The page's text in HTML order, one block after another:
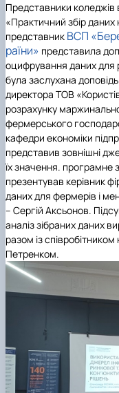
Представники коледжів
«Практичний збір
представник ВСП
раїни» представила
оцифрування даних для
була заслухана
директора ТОВ
розрахунку
фермерського
кафедри економіки
представив зовнішні
їх значення. програмне
презентував керівник
даних для фермерів і
– Сергій Аксьонов.
аналіз зібраних даних
разом із
Петренком.